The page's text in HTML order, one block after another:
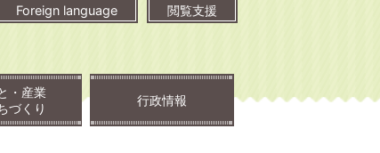
Foreign language 閲覧支援
・産業
づくり
行政情報